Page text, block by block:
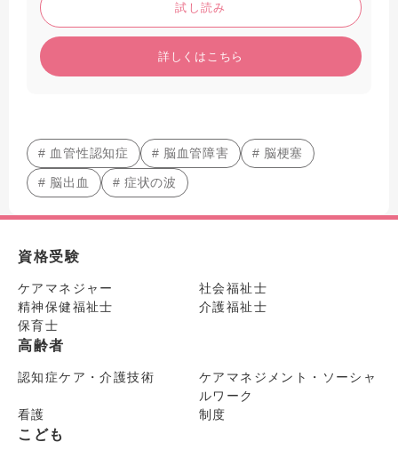
試し読み
詳しくはこちら
# 血管性認知症 # 脳血管障害 # 脳梗塞
# 脳出血 # 症状の波
資格受験
ケアマネジャー
社会福祉士
精神保健福祉士
介護福祉士
保育士
高齢者
認知症ケア・介護技術
ケアマネジメント・ソーシャ
ルワーク
看護
制度
こども